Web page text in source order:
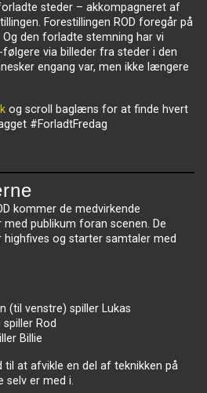
steder – akkompagneret af
Forestillingen ROD foregår på
den forladte stemning har vi
via billeder fra steder i den
engang var, men ikke længere
og scroll baglæns for at finde hvert
#ForladtFredag
kommer de medvirkende
med publikum foran scenen. De
highfives og starter samtaler med
(til venstre) spiller Lukas
Rod
Billie
til at afvikle en del af teknikken på
selv er med i.